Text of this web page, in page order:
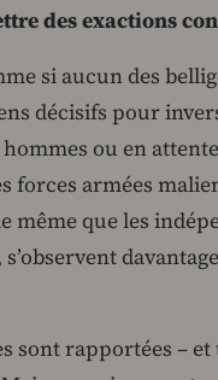
des exactions
si aucun des
décisifs pour
ou en
forces armées
même que les
sont rapportées –